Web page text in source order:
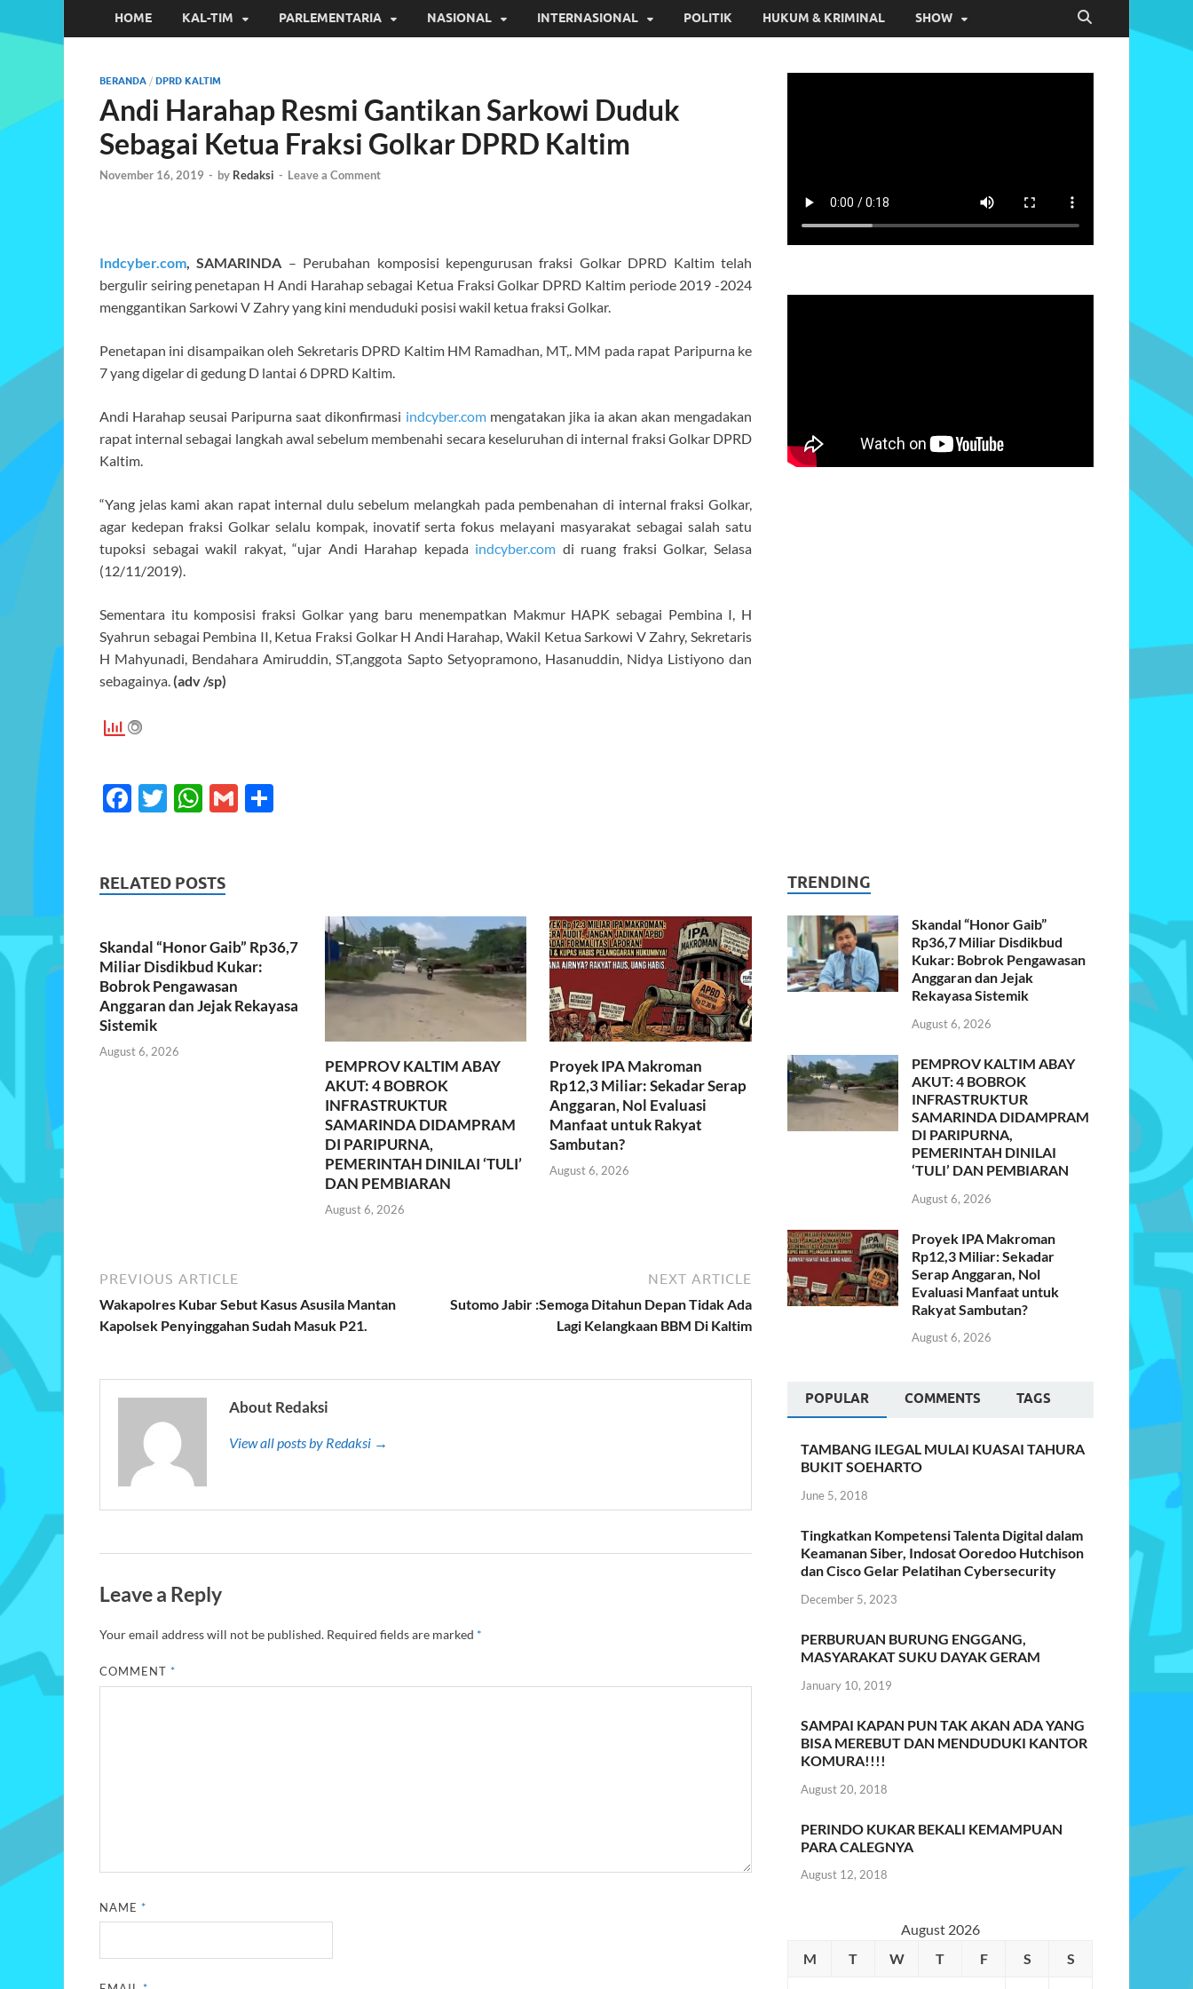
HOME KAL-TIM PARLEMENTARIA NASIONAL INTERNASIONAL POLITIK HUKUM & KRIMINAL SHOW
BERANDA / DPRD KALTIM
Andi Harahap Resmi Gantikan Sarkowi Duduk
Sebagai Ketua Fraksi Golkar DPRD Kaltim
November 16, 2019 - by Redaksi - Leave a Comment
Indcyber.com, SAMARINDA – Perubahan komposisi kepengurusan fraksi Golkar DPRD Kaltim telah
bergulir seiring penetapan H Andi Harahap sebagai Ketua Fraksi Golkar DPRD Kaltim periode 2019 -2024
menggantikan Sarkowi V Zahry yang kini menduduki posisi wakil ketua fraksi Golkar.
Penetapan ini disampaikan oleh Sekretaris DPRD Kaltim HM Ramadhan, MT,. MM pada rapat Paripurna ke
7 yang digelar di gedung D lantai 6 DPRD Kaltim.
Andi Harahap seusai Paripurna saat dikonfirmasi indcyber.commengatakan jika ia akan akan mengadakan
rapat internal sebagai langkah awal sebelum membenahi secara keseluruhan di internal fraksi Golkar DPRD
Kaltim.
“Yang jelas kami akan rapat internal dulu sebelum melangkah pada pembenahan di internal fraksi Golkar,
agar kedepan fraksi Golkar selalu kompak, inovatif serta fokus melayani masyarakat sebagai salah satu
tupoksi sebagai wakil rakyat, “ujar Andi Harahap kepada indcyber.com di ruang fraksi Golkar, Selasa
(12/11/2019).
Sementara itu komposisi fraksi Golkar yang baru menempatkan Makmur HAPK sebagai Pembina I, H
Syahrun sebagai Pembina II, Ketua Fraksi Golkar H Andi Harahap, Wakil Ketua Sarkowi V Zahry, Sekretaris
H Mahyunadi, Bendahara Amiruddin, ST,anggota Sapto Setyopramono, Hasanuddin, Nidya Listiyono dan
sebagainya.(adv /sp)
F
b
o
k
T
er
W
s
p
p
G
RELATED POSTS
Skandal “Honor Gaib” Rp36,7
Miliar Disdikbud Kukar:
Bobrok Pengawasan
Anggaran dan Jejak Rekayasa
Sistemik
August 6, 2026
PEMPROV KALTIM ABAY
AKUT: 4 BOBROK
INFRASTRUKTUR
SAMARINDA DIDAMPRAM
DI PARIPURNA,
PEMERINTAH DINILAI ‘TULI’
DAN PEMBIARAN
August 6, 2026
Proyek IPA Makroman
Rp12,3 Miliar: Sekadar Serap
Anggaran, Nol Evaluasi
Manfaat untuk Rakyat
Sambutan?
August 6, 2026
PREVIOUS ARTICLE
Wakapolres Kubar Sebut Kasus Asusila Mantan
Kapolsek Penyinggahan Sudah Masuk P21.
NEXT ARTICLE
Sutomo Jabir :Semoga Ditahun Depan Tidak Ada
Lagi Kelangkaan BBM Di Kaltim
About Redaksi
View all posts by Redaksi →
Leave a Reply
Your email address will not be published. Required fields are marked *
COMMENT*
NAME*
TRENDING
Skandal “Honor Gaib”
Rp36,7 Miliar Disdikbud
Kukar: Bobrok Pengawasan
Anggaran dan Jejak
Rekayasa Sistemik
August 6, 2026
PEMPROV KALTIM ABAY
AKUT: 4 BOBROK
INFRASTRUKTUR
SAMARINDA DIDAMPRAM
DI PARIPURNA,
PEMERINTAH DINILAI
‘TULI’ DAN PEMBIARAN
August 6, 2026
Proyek IPA Makroman
Rp12,3 Miliar: Sekadar
Serap Anggaran, Nol
Evaluasi Manfaat untuk
Rakyat Sambutan?
August 6, 2026
POPULAR COMMENTS TAGS
TAMBANG ILEGAL MULAI KUASAI TAHURA
BUKIT SOEHARTO
June 5, 2018
Tingkatkan Kompetensi Talenta Digital dalam
Keamanan Siber, Indosat Ooredoo Hutchison
dan Cisco Gelar Pelatihan Cybersecurity
December 5, 2023
PERBURUAN BURUNG ENGGANG,
MASYARAKAT SUKU DAYAK GERAM
January 10, 2019
SAMPAI KAPAN PUN TAK AKAN ADA YANG
BISA MEREBUT DAN MENDUDUKI KANTOR
KOMURA!!!!
August 20, 2018
PERINDO KUKAR BEKALI KEMAMPUAN
PARA CALEGNYA
August 12, 2018
August 2026
M
T W T F S S